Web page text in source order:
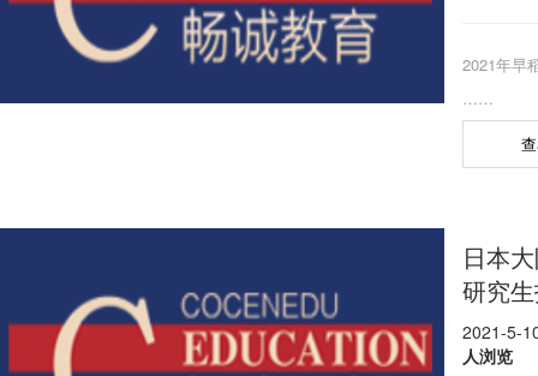
2021年早
……
日本
研究
2021-5-
人浏览